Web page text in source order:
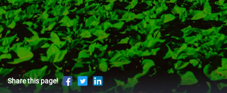
Share this page!